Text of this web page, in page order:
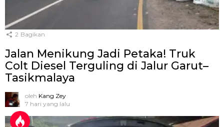
2 Bagikan
Jalan Menikung Jadi Petaka! Truk
Colt Diesel Terguling di Jalur Garut–
Tasikmalaya
oleh Kang Zey
7 hari yang lalu